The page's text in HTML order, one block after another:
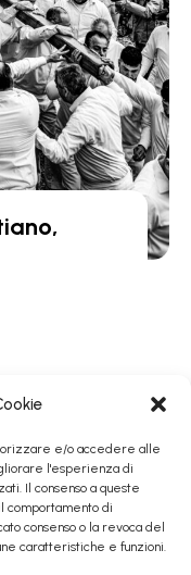
e/o accedere alle
l'esperienza di
Il consenso a queste
comportamento di
consenso o la revoca del
caratteristiche e funzioni.